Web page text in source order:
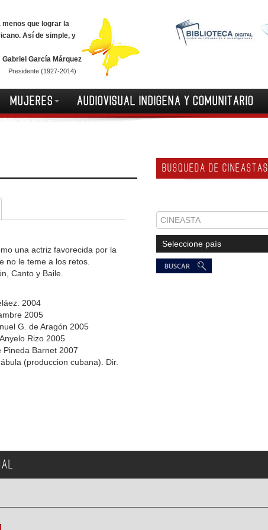
menos que lograr la
Así de simple, y
Gabriel García Márquez
Presidente (1927-2014)
MUJERES AUDIOVISUAL INDIGENA Y COMUNITARIO
una actriz favorecida por la
no le teme a los retos.
Canto y Baile.
2004
2005
G. de Aragón 2005
Rizo 2005
Pineda Barnet 2007
(produccion cubana). Dir.
BUSQUEDA DE CINEASTAS